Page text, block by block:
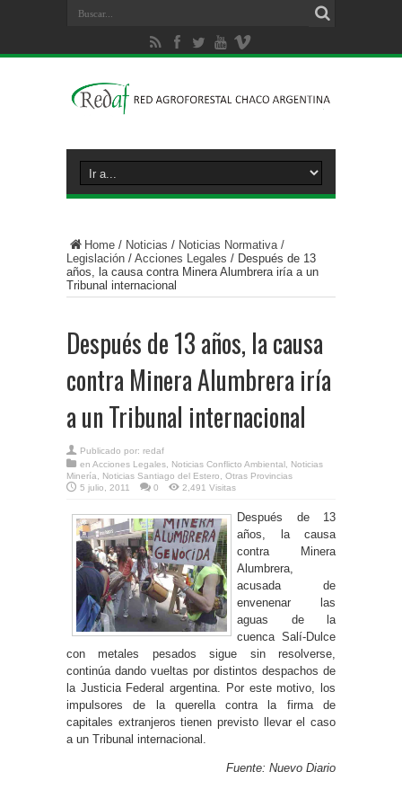
Home / Noticias / Noticias Normativa /
Legislación / Acciones Legales / Después de 13
años, la causa contra Minera Alumbrera iría a un
Tribunal internacional
Después de 13 años, la causa
contra Minera Alumbrera iría
a un Tribunal internacional
Publicado por: redaf
en Acciones Legales Noticias Conflicto Ambiental
Noticias
Minería
Noticias Santiago del Estero
Otras Provincias
5 julio, 2011
0 2,491 Visitas
Después de 13
años, la causa
contra Minera
Alumbrera,
acusada de
envenenar las
aguas de la
cuenca Salí-Dulce
con metales pesados sigue sin resolverse,
continúa dando vueltas por distintos despachos de
la Justicia Federal argentina. Por este motivo, los
impulsores de la querella contra la firma de
capitales extranjeros tienen previsto llevar el caso
a un Tribunal internacional.
Fuente: Nuevo Diario